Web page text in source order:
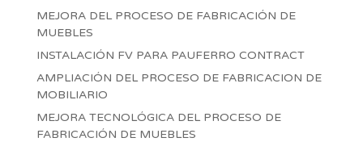
MEJORA DEL PROCESO DE FABRICACIÓN DE
MUEBLES
INSTALACIÓN FV PARA PAUFERRO CONTRACT
AMPLIACIÓN DEL PROCESO DE FABRICACION DE
MOBILIARIO
MEJORA TECNOLÓGICA DEL PROCESO DE
FABRICACIÓN DE MUEBLES